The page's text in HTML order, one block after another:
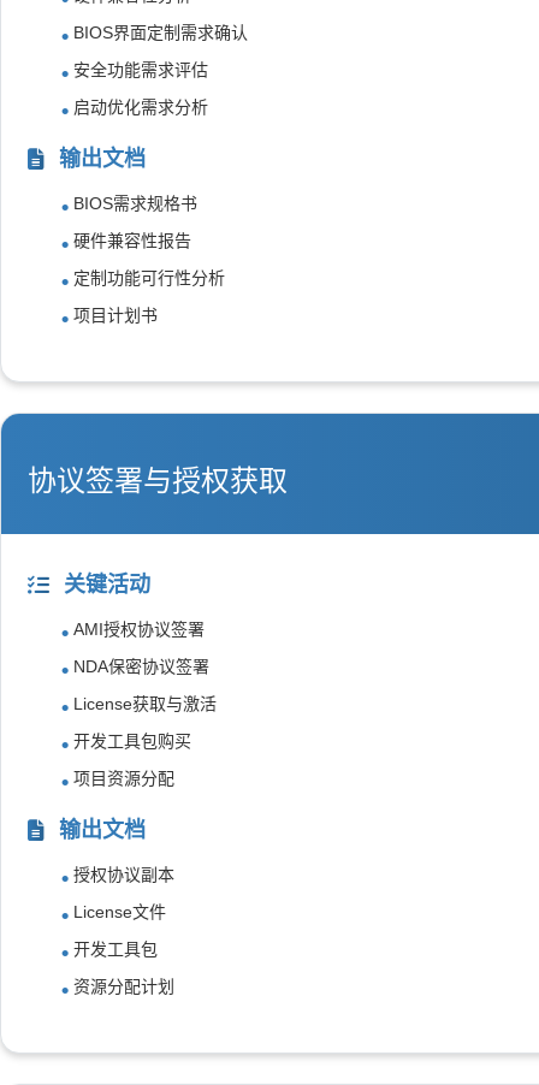
BIOS界面定制需求确认
安全功能需求评估
启动优化需求分析
输出文档
BIOS需求规格书
硬件兼容性报告
定制功能可行性分析
项目计划书
协议签署与授权获取
关键活动
AMI授权协议签署
NDA保密协议签署
License获取与激活
开发工具包购买
项目资源分配
输出文档
授权协议副本
License文件
开发工具包
资源分配计划